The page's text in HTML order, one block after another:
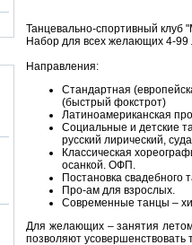
Танцевально-спортивный клуб
Набор для всех желающих 4-99
Направления:
Стандартная
(быстрый фокстрот)
Латиноамериканская
Социальные и детские
русский лирический,
Классическая
осанкой. ОФП.
Постановка свадебного
Про-ам для взрослых.
Современные танцы –
Для желающих – занятия
позволяют усовершенствовать